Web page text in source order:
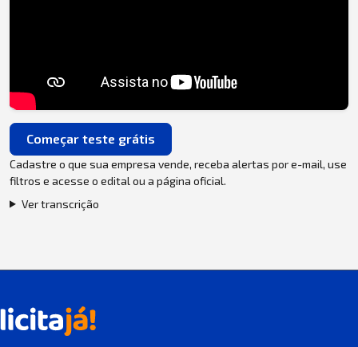
Começar teste grátis
Cadastre o que sua empresa vende, receba alertas por e-mail, use
filtros e acesse o edital ou a página oficial.
Ver transcrição